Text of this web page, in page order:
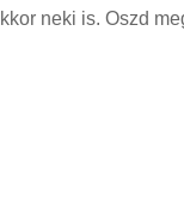
neki is. Oszd